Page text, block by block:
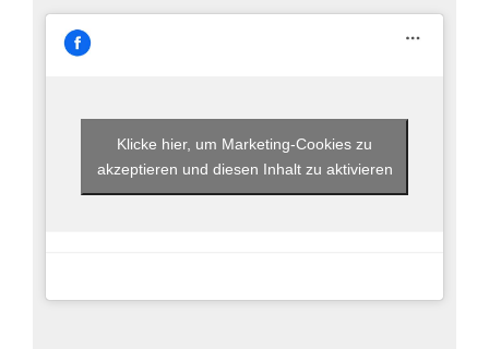
Klicke hier, um Marketing-Cookies zu
akzeptieren und diesen Inhalt zu aktivieren